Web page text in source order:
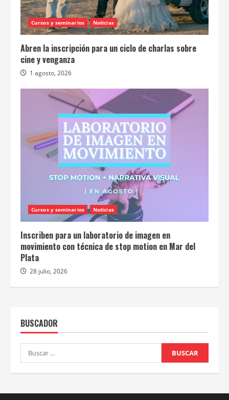
Cursos y seminarios Noticias
Abren la inscripción para un ciclo de charlas sobre
cine y venganza
1 agosto, 2026
Cursos y seminarios Noticias
Inscriben para un laboratorio de imagen en
movimiento con técnica de stop motion en Mar del
Plata
28 julio, 2026
BUSCADOR
Buscar: